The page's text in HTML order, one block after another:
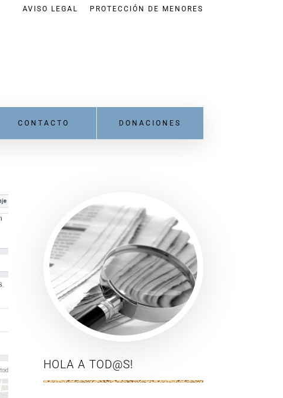
AVISO LEGAL PROTECCIÓN DE MENORES
CONTACTO DONACIONES
HOLA A TOD@S!